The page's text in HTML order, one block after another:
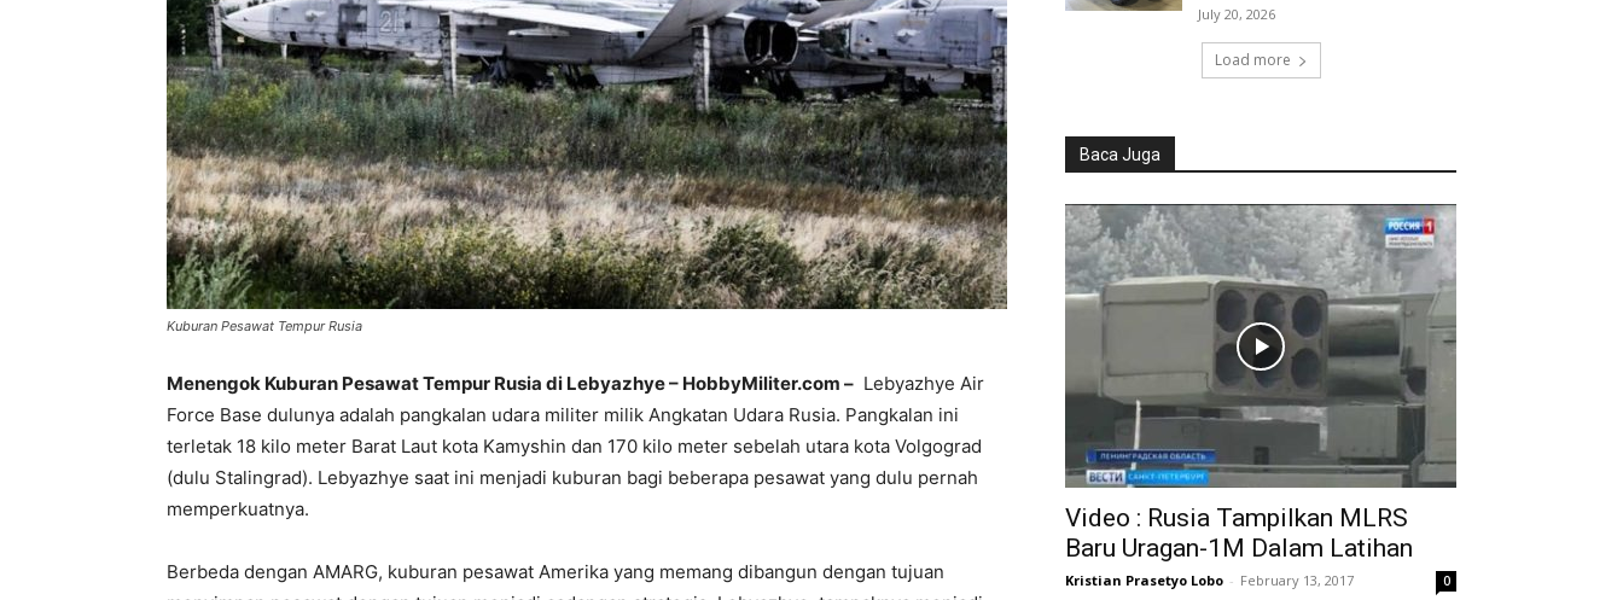
Kuburan Pesawat Tempur Rusia
Menengok Kuburan Pesawat Tempur Rusia di Lebyazhye – HobbyMiliter.com – Lebyazhye Air
Force Base dulunya adalah pangkalan udara militer milik Angkatan Udara Rusia. Pangkalan ini
terletak 18 kilo meter Barat Laut kota Kamyshin dan 170 kilo meter sebelah utara kota Volgograd
(dulu Stalingrad). Lebyazhye saat ini menjadi kuburan bagi beberapa pesawat yang dulu pernah
memperkuatnya.
Berbeda dengan AMARG, kuburan pesawat Amerika yang memang dibangun dengan tujuan
July 20, 2026
Load more
Baca Juga
Video : Rusia Tampilkan MLRS
Baru Uragan-1M Dalam Latihan
Kristian Prasetyo Lobo - February 13, 2017 0